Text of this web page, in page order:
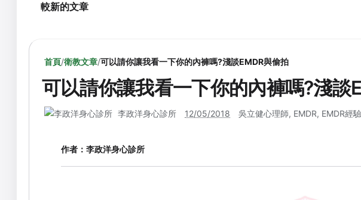
較新的文章
首頁/衛教文章/可以請你讓我看一下你的內褲嗎?淺談EMDR與偷拍
可以請你讓我看一下你的內褲嗎?淺談
李政洋身心診所 12/05/2018 吳立健心理師, EMDR, EMDR經
作者： 李政洋身心診所